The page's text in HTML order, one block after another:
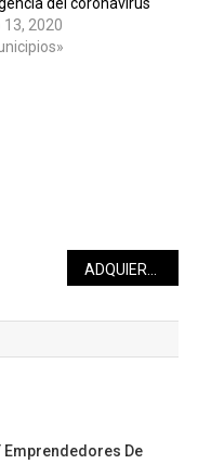
2020
Emprendedores De